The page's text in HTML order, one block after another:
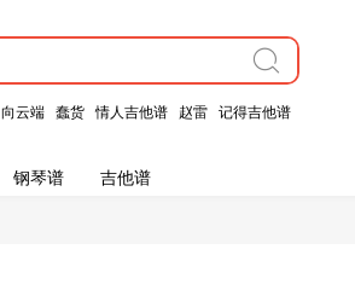
向云端 蠢货 情人吉他谱 赵雷 记得吉他谱
钢琴谱 吉他谱